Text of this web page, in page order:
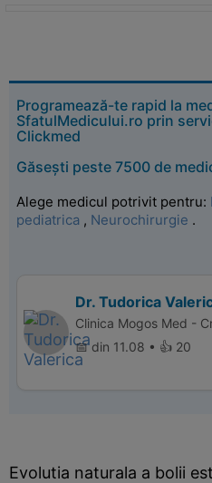
Programează-te rapid la
SfatulMedicului.ro prin
Clickmed
Găsești peste 7500 de
Alege medicul potrivit pentru:
pediatrica , Neurochirurgie .
Dr. Tudorica
Clinica Mogos Med -
📅 din 11.08 • 👍 20
Evolutia naturala a bolii